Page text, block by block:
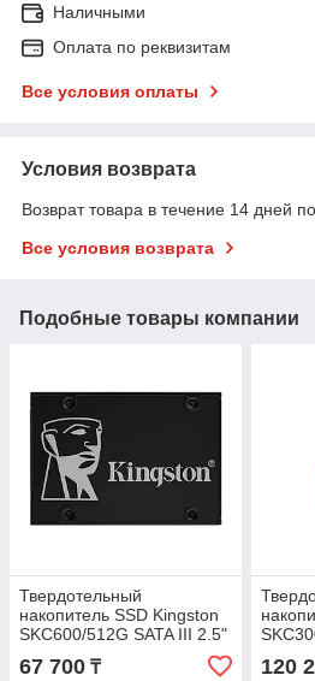
Наличными
Оплата по реквизитам
Все условия оплаты
Условия возврата
Возврат товара в течение 14 дней
Все условия возврата
Подобные товары компании
Твердотельный
накопитель SSD Kingston
SKC600/512G SATA III 2.5"
67 700 ₸
NVMe
120